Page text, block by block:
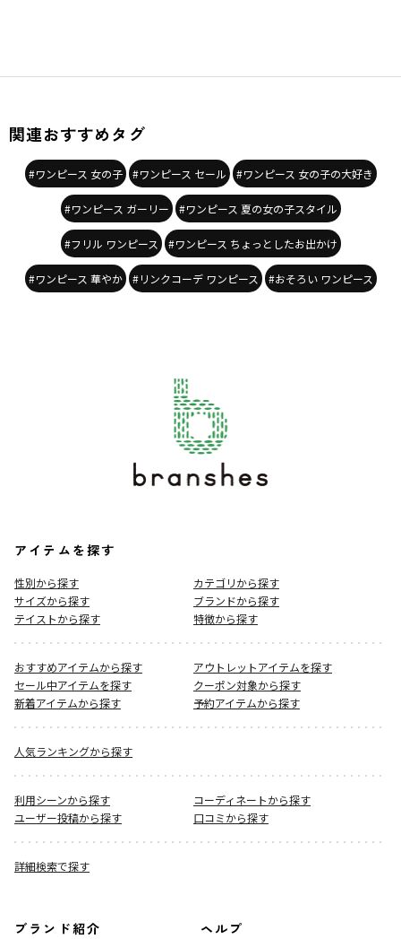
関連おすすめタグ
#ワンピース 女の子 #ワンピース セール #ワンピース 女の子の大好き
#ワンピース ガーリー #ワンピース 夏の女の子スタイル
#フリル ワンピース #ワンピース ちょっとしたお出かけ
#ワンピース 華やか #リンクコーデ ワンピース #おそろい ワンピース
アイテムを探す
性別から探す
カテゴリから探す
サイズから探す
ブランドから探す
テイストから探す
特徴から探す
おすすめアイテムから探す
アウトレットアイテムを探す
セール中アイテムを探す
クーポン対象から探す
新着アイテムから探す
予約アイテムから探す
人気ランキングから探す
利用シーンから探す
コーディネートから探す
ユーザー投稿から探す
口コミから探す
詳細検索で探す
ブランド紹介 ヘルプ